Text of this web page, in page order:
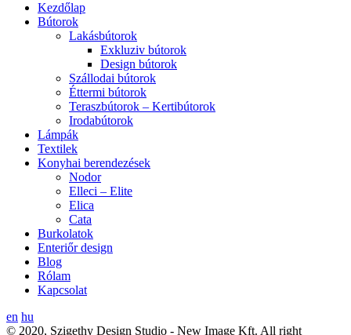
Kezdőlap
Bútorok
Lakásbútorok
Exkluziv bútorok
Design bútorok
Szállodai bútorok
Éttermi bútorok
Teraszbútorok – Kertibútorok
Irodabútorok
Lámpák
Textilek
Konyhai berendezések
Nodor
Elleci – Elite
Elica
Cata
Burkolatok
Enteriőr design
Blog
Rólam
Kapcsolat
en hu
© 2020, Szigethy Design Studio - New Image Kft. All right